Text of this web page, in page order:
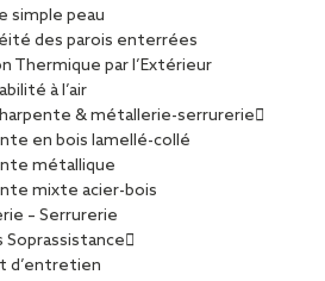
simple peau
des parois enterrées
Thermique par l’Extérieur
à l’air
& métallerie-serrurerie
en bois lamellé-collé
métallique
mixte acier-bois
– Serrurerie
Soprassistance
d’entretien